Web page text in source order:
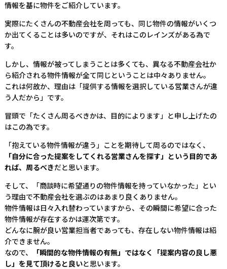
情報を基に物件をご紹介しています。
実際にたくさんの不動産会社を周っても、同じ物件の情報がいくつ
か出てくることは多いのですが、それはこのレインズがある為で
す。
しかし、情報が被ってしまうことは多くても、異なる不動産会社か
ら紹介される物件情報が全て同じということは中々ありません。
これは何故か、理由は「提供する情報を選択している営業さんが違
う人だから」です。
冒頭で「たくさん周るべきかは、目的によります」と申し上げたの
はこの為です。
「抱えている物件情報が違う」ことを期待して周るのではなく、
「自分に合った提案をしてくれる営業さんを探す」という目的であ
れば、周るべきだと思います。
そして、「商談時に希望通りの物件情報を持っていなかった」とい
う理由で不動産会社を選ぶのはあまり良くありません。
物件情報は日々入れ替わっていますから、その瞬間に希望に合った
物件情報が存在するかは運次第です。
どんなに腕が良い営業担当者であっても、存在しない物件情報は紹
介できません。
なので、
「瞬間的な物件情報の有無」ではなく「提案内容の良し悪
し」を見て頂けると良いと思います。